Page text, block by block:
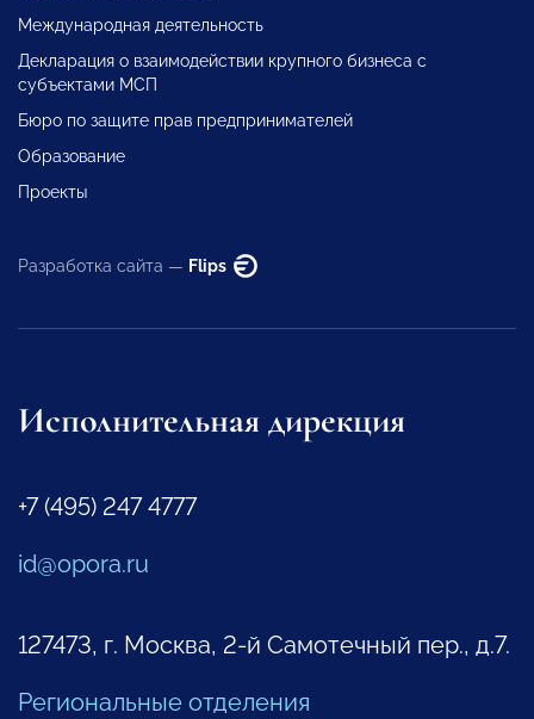
Международная деятельность
Декларация о взаимодействии крупного бизнеса с
субъектами МСП
Бюро по защите прав предпринимателей
Образование
Проекты
Разработка сайта — Flips
Исполнительная дирекция
+7 (495) 247 4777
id@opora.ru
127473, г. Москва, 2-й Самотечный пер., д.7.
Региональные отделения